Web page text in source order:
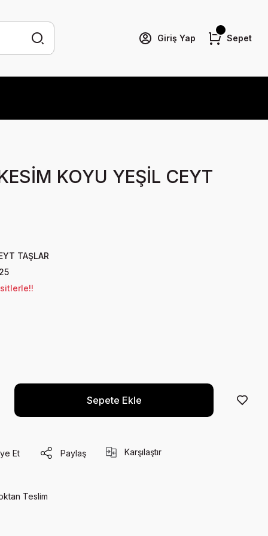
Giriş Yap Sepet
KOYU YEŞİL CEYT
TAŞLAR
Sepete Ekle
Et Paylaş Karşılaştır
Teslim